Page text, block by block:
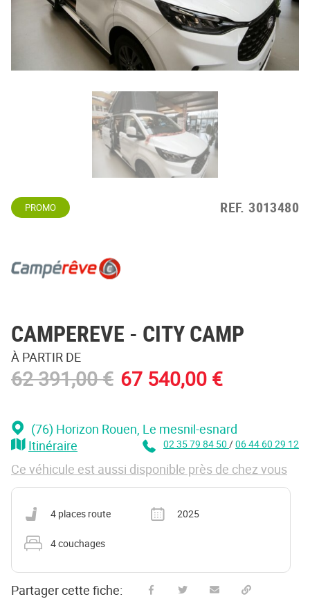
PROMO REF.3013480
CAMPEREVE - CITY CAMP
À PARTIR DE
62 391,00 € 67 540,00 €
(76) Horizon Rouen , Le mesnil-esnard
Itinéraire
02 35 79 84 50 /06 44 60 29 12
Ce véhicule est aussi disponible près de chez vous
Nombre de places carte grise
4 places route
Année
2025
Nombre de couchages
4 couchages
Partager cette fiche: